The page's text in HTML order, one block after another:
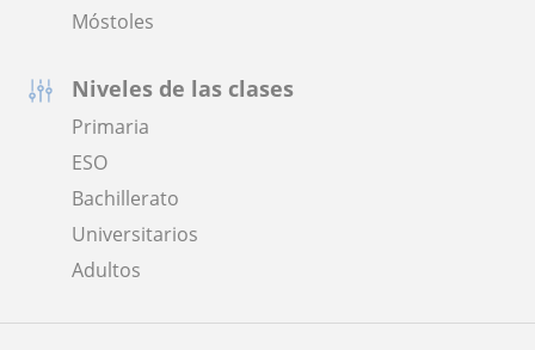
Móstoles
Niveles de las clases
Primaria
ESO
Bachillerato
Universitarios
Adultos